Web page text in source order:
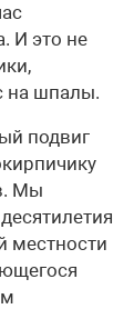
И это не
на шпалы.
подвиг
Мы
местности